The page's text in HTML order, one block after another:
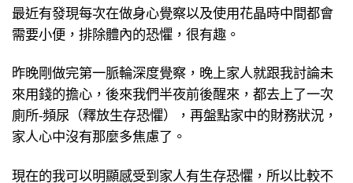
最近有發現每次在做身心覺察以及使用花晶時中間都會
需要小便，排除體內的恐懼，很有趣。
昨晚剛做完第一脈輪深度覺察，晚上家人就跟我討論未
來用錢的擔心，後來我們半夜前後醒來，都去上了一次
廁所-頻尿（釋放生存恐懼），再盤點家中的財務狀況，
家人心中沒有那麼多焦慮了。
現在的我可以明顯感受到家人有生存恐懼，所以比較不